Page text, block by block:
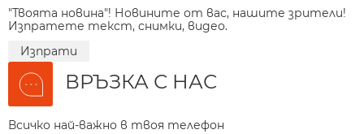
"Твоята новина"! Новините от вас, нашите зрители!
Изпратете текст, снимки, видео.
Изпрати
ВРЪЗКА С НАС
Всичко най-важно в твоя телефон